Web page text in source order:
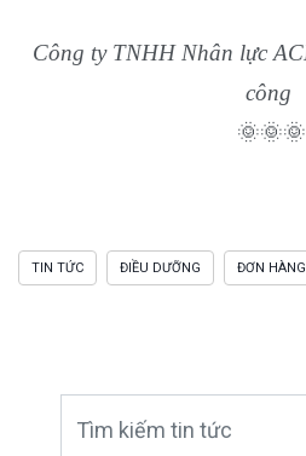
Công ty TNHH Nhân lực
công
🌞🌞🌞
TIN TỨC ĐIỀU DƯỠNG ĐƠN HÀNG